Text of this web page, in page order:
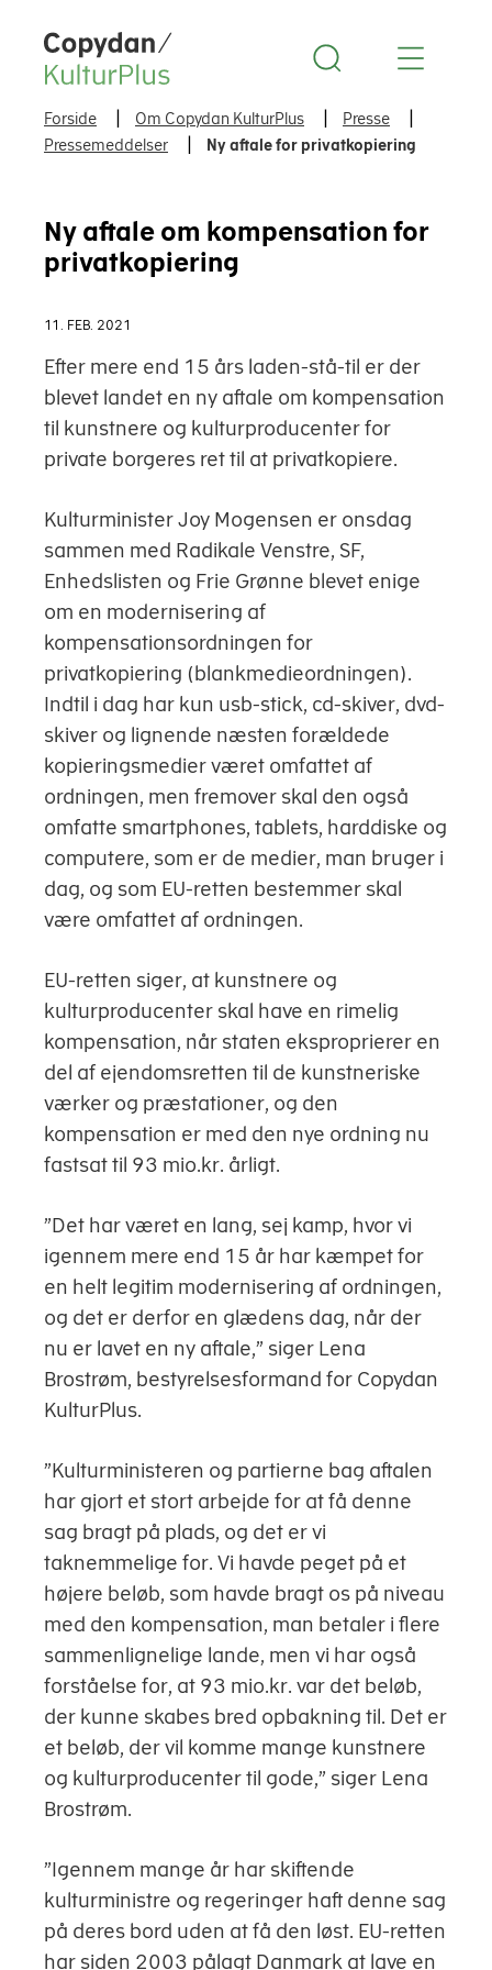
Copydan Logo
Forside Om Copydan KulturPlus
Presse
Pressemeddelser
Ny aftale for privatkopiering
Ny aftale om kompensation for
privatkopiering
11. FEB. 2021
Efter mere end 15 års laden-stå-til er der
blevet landet en ny aftale om kompensation
til kunstnere og kulturproducenter for
private borgeres ret til at privatkopiere.
Kulturminister Joy Mogensen er onsdag
sammen med Radikale Venstre, SF,
Enhedslisten og Frie Grønne blevet enige
om en modernisering af
kompensationsordningen for
privatkopiering (blankmedieordningen).
Indtil i dag har kun usb-stick, cd-skiver, dvd-
skiver og lignende næsten forældede
kopieringsmedier været omfattet af
ordningen, men fremover skal den også
omfatte smartphones, tablets, harddiske og
computere, som er de medier, man bruger i
dag, og som EU-retten bestemmer skal
være omfattet af ordningen.
EU-retten siger, at kunstnere og
kulturproducenter skal have en rimelig
kompensation, når staten eksproprierer en
del af ejendomsretten til de kunstneriske
værker og præstationer, og den
kompensation er med den nye ordning nu
fastsat til 93 mio.kr. årligt.
”Det har været en lang, sej kamp, hvor vi
igennem mere end 15 år har kæmpet for
en helt legitim modernisering af ordningen,
og det er derfor en glædens dag, når der
nu er lavet en ny aftale,” siger Lena
Brostrøm, bestyrelsesformand for Copydan
KulturPlus.
”Kulturministeren og partierne bag aftalen
har gjort et stort arbejde for at få denne
sag bragt på plads, og det er vi
taknemmelige for. Vi havde peget på et
højere beløb, som havde bragt os på niveau
med den kompensation, man betaler i flere
sammenlignelige lande, men vi har også
forståelse for, at 93 mio.kr. var det beløb,
der kunne skabes bred opbakning til. Det er
et beløb, der vil komme mange kunstnere
og kulturproducenter til gode,” siger Lena
Brostrøm.
”Igennem mange år har skiftende
kulturministre og regeringer haft denne sag
på deres bord uden at få den løst. EU-retten
har siden 2003 pålagt Danmark at lave en